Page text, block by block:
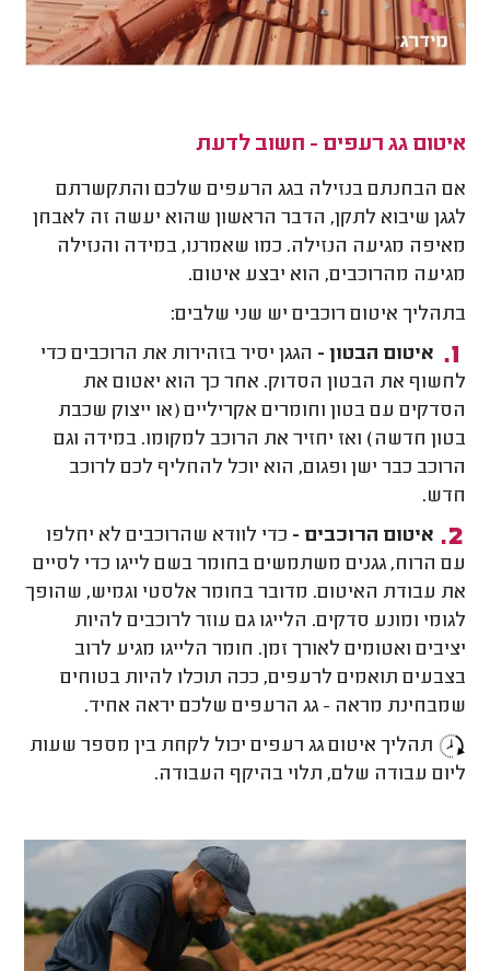
איטום גג רעפים - חשוב לדעת
אם הבחנתם בנזילה בגג הרעפים שלכם והתקשרתם
לגגן שיבוא לתקן, הדבר הראשון שהוא יעשה זה לאבחן
מאיפה מגיעה הנזילה. כמו שאמרנו, במידה והנזילה
מגיעה מהרוכבים, הוא יבצע איטום.
בתהליך איטום רוכבים יש שני שלבים:
איטום הבטון - הגגן יסיר בזהירות את הרוכבים כדי
לחשוף את הבטון הסדוק. אחר כך הוא יאטום את
הסדקים עם בטון וחומרים אקריליים (או ייצוק שכבת
בטון חדשה) ואז יחזיר את הרוכב למקומו. במידה וגם
הרוכב כבר ישן ופגום, הוא יוכל להחליף לכם לרוכב
חדש.
איטום הרוכבים - כדי לוודא שהרוכבים לא יחלפו
עם הרוח, גגנים משתמשים בחומר בשם לייגו כדי לסיים
את עבודת האיטום. מדובר בחומר אלסטי וגמיש, שהופך
לגומי ומונע סדקים. הלייגו גם עוזר לרוכבים להיות
יציבים ואטומים לאורך זמן. חומר הלייגו מגיע לרוב
בצבעים תואמים לרעפים, ככה תוכלו להיות בטוחים
שמבחינת מראה - גג הרעפים שלכם יראה אחיד.
תהליך איטום גג רעפים יכול לקחת בין מספר שעות
ליום עבודה שלם, תלוי בהיקף העבודה.